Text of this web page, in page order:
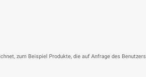
zum Beispiel Produkte, die auf Anfrage des Benutzers